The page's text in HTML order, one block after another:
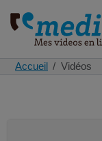
Accueil Vidéos